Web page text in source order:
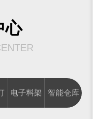
心
电子料架 智能仓库